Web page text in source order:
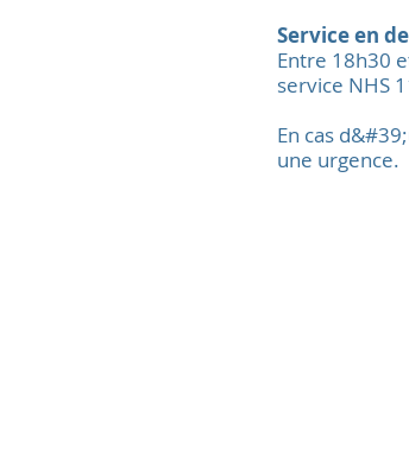
Service en
Entre 18h30
service NHS
En cas
une urgence.